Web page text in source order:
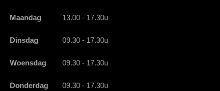
Maandag 13.00 - 17.30u
Dinsdag 09.30 - 17.30u
Woensdag 09.30 - 17.30u
Donderdag 09.30 - 17.30u